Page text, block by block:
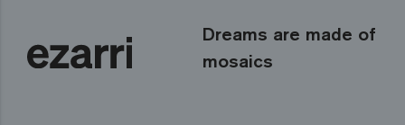
Dreams are made of
mosaics